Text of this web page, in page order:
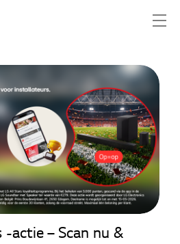
actie – Scan nu &